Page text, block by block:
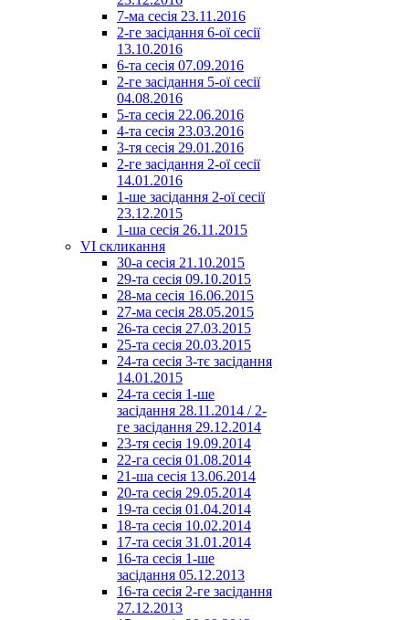
7-ма сесія 23.11.2016
2-ге засідання 6-ої сесії
13.10.2016
6-та сесія 07.09.2016
2-ге засідання 5-ої сесії
04.08.2016
5-та сесія 22.06.2016
4-та сесія 23.03.2016
3-тя сесія 29.01.2016
2-ге засідання 2-ої сесії
14.01.2016
1-ше засідання 2-ої сесії
23.12.2015
1-ша сесія 26.11.2015
VI скликання
30-а сесія 21.10.2015
29-та сесія 09.10.2015
28-ма сесія 16.06.2015
27-ма сесія 28.05.2015
26-та сесія 27.03.2015
25-та сесія 20.03.2015
24-та сесія 3-тє засідання
14.01.2015
24-та сесія 1-ше
засідання 28.11.2014 / 2-
ге засідання 29.12.2014
23-тя сесія 19.09.2014
22-га сесія 01.08.2014
21-ша сесія 13.06.2014
20-та сесія 29.05.2014
19-та сесія 01.04.2014
18-та сесія 10.02.2014
17-та сесія 31.01.2014
16-та сесія 1-ше
засідання 05.12.2013
16-та сесія 2-ге засідання
27.12.2013